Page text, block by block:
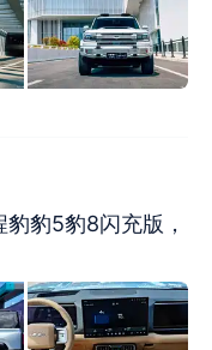
豹5豹8闪充版，